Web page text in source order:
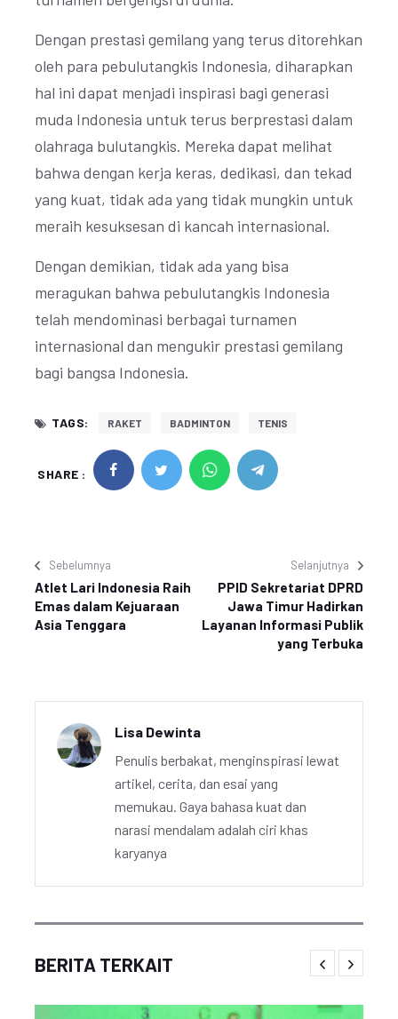
Dengan prestasi gemilang yang terus ditorehkan
oleh para pebulutangkis Indonesia, diharapkan
hal ini dapat menjadi inspirasi bagi generasi
muda Indonesia untuk terus berprestasi dalam
olahraga bulutangkis. Mereka dapat melihat
bahwa dengan kerja keras, dedikasi, dan tekad
yang kuat, tidak ada yang tidak mungkin untuk
meraih kesuksesan di kancah internasional.
Dengan demikian, tidak ada yang bisa
meragukan bahwa pebulutangkis Indonesia
telah mendominasi berbagai turnamen
internasional dan mengukir prestasi gemilang
bagi bangsa Indonesia.
TAGS: RAKET BADMINTON TENIS
SHARE :
Sebelumnya
Atlet Lari Indonesia Raih
Emas dalam Kejuaraan
Asia Tenggara
Selanjutnya
PPID Sekretariat DPRD
Jawa Timur Hadirkan
Layanan Informasi Publik
yang Terbuka
Lisa Dewinta
Penulis berbakat, menginspirasi lewat
artikel, cerita, dan esai yang
memukau. Gaya bahasa kuat dan
narasi mendalam adalah ciri khas
karyanya
BERITA TERKAIT